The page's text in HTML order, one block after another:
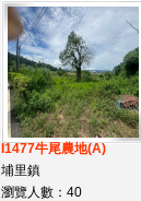
I1477牛尾農地(A)
埔里鎮
瀏覽人數：40